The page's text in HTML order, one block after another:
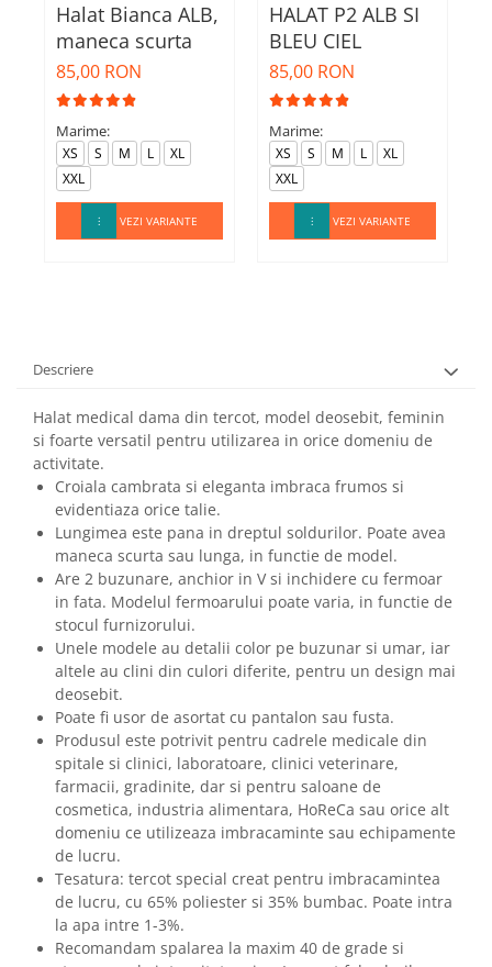
Halat Bianca ALB,
maneca scurta
85,00 RON
Marime:
XS S M L
XL
XXL
VEZI VARIANTE
HALAT P2 ALB SI
BLEU CIEL
85,00 RON
Marime:
XS S M L
XL
XXL
VEZI VARIANTE
Descriere
Halat medical dama din tercot, model deosebit, feminin
si foarte versatil pentru utilizarea in orice domeniu de
activitate.
Croiala cambrata si eleganta imbraca frumos si
evidentiaza orice talie.
Lungimea este pana in dreptul soldurilor. Poate avea
maneca scurta sau lunga, in functie de model.
Are 2 buzunare, anchior in V si inchidere cu fermoar
in fata. Modelul fermoarului poate varia, in functie de
stocul furnizorului.
Unele modele au detalii color pe buzunar si umar, iar
altele au clini din culori diferite, pentru un design mai
deosebit.
Poate fi usor de asortat cu pantalon sau fusta.
Produsul este potrivit pentru cadrele medicale din
spitale si clinici, laboratoare, clinici veterinare,
farmacii, gradinite, dar si pentru saloane de
cosmetica, industria alimentara, HoReCa sau orice alt
domeniu ce utilizeaza imbracaminte sau echipamente
de lucru.
Tesatura: tercot special creat pentru imbracamintea
de lucru, cu 65% poliester si 35% bumbac. Poate intra
la apa intre 1-3%.
Recomandam spalarea la maxim 40 de grade si